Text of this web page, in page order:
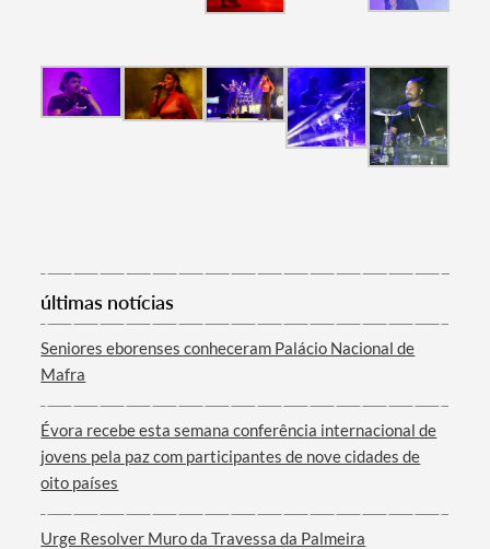
últimas notícias
Seniores eborenses conheceram Palácio Nacional de
Mafra
Évora recebe esta semana conferência internacional de
jovens pela paz com participantes de nove cidades de
oito países
Urge Resolver Muro da Travessa da Palmeira